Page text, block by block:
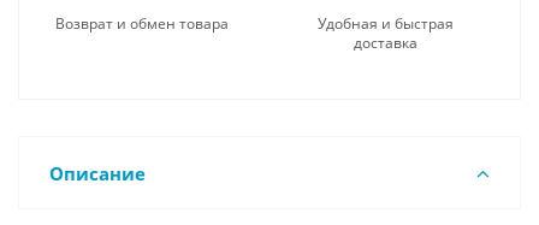
Возврат и обмен товара
Удобная и быстрая
доставка
Описание